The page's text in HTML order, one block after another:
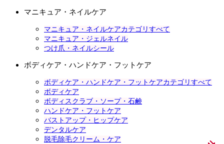
マニキュア・ネイルケア
マニキュア・ネイルケアカテゴリすべて
マニキュア・ジェルネイル
つけ爪・ネイルシール
ボディケア・ハンドケア・フットケア
ボディケア・ハンドケア・フットケアカテゴリすべて
ボディケア
ボディスクラブ・ソープ・石鹸
ハンドケア・フットケア
バストアップ・ヒップケア
デンタルケア
脱毛除毛クリーム・ケア